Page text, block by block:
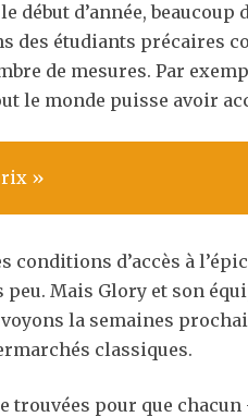
début d’année,
étudiants précaires
de mesures. Par
le monde puisse avoir
»
d’accès à
Mais Glory et son
la semaines
classiques.
pour que